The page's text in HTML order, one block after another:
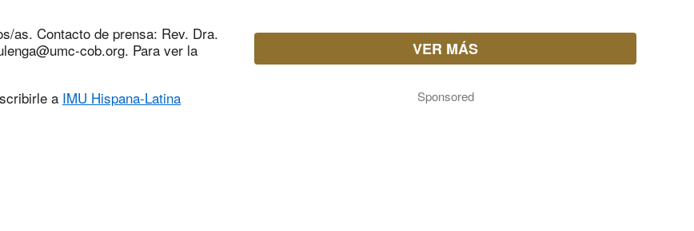
as. Contacto de prensa: Rev. Dra.
cob.org. Para ver la
a IMU Hispana-Latina
VER MÁS
Sponsored